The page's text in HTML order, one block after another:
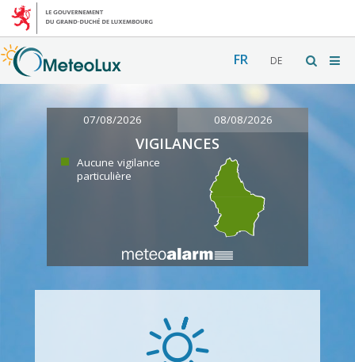
FR DE
07/08/2026 08/08/2026
VIGILANCES
Aucune vigilance
particulière